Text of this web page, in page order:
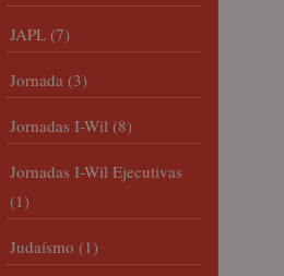
JAPL (7)
Jornada (3)
Jornadas I-Wil (8)
Jornadas I-Wil Ejecutivas
(1)
Judaísmo (1)